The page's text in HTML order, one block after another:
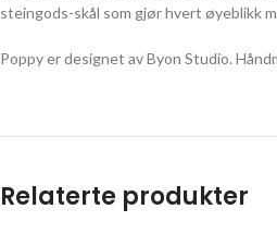
steingods-skål som gjør hvert øyeblikk
Poppy er designet av Byon Studio.
Relaterte produkter